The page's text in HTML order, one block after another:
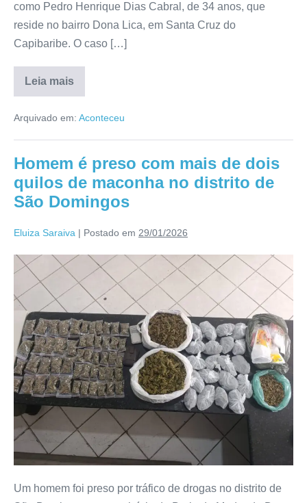
como Pedro Henrique Dias Cabral, de 34 anos, que
reside no bairro Dona Lica, em Santa Cruz do
Capibaribe. O caso […]
Leia mais
Arquivado em: Aconteceu
Homem é preso com mais de dois
quilos de maconha no distrito de
São Domingos
Eluiza Saraiva | Postado em 29/01/2026
Um homem foi preso por tráfico de drogas no distrito de